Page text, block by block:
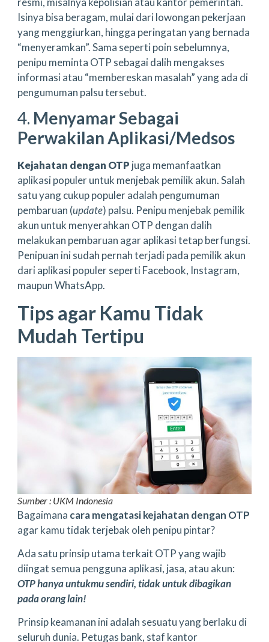
Isinya bisa beragam, mulai dari lowongan pekerjaan
yang menggiurkan, hingga peringatan yang bernada
“menyeramkan”. Sama seperti poin sebelumnya,
penipu meminta OTP sebagai dalih mengakses
informasi atau “membereskan masalah” yang ada di
pengumuman palsu tersebut.
4. Menyamar Sebagai
Perwakilan Aplikasi/Medsos
Kejahatan dengan OTP juga memanfaatkan
aplikasi populer untuk menjebak pemilik akun. Salah
satu yang cukup populer adalah pengumuman
pembaruan (update) palsu. Penipu menjebak pemilik
akun untuk menyerahkan OTP dengan dalih
melakukan pembaruan agar aplikasi tetap berfungsi.
Penipuan ini sudah pernah terjadi pada pemilik akun
dari aplikasi populer seperti Facebook, Instagram,
maupun WhatsApp.
Tips agar Kamu Tidak
Mudah Tertipu
Sumber : UKM Indonesia
Bagaimana cara mengatasi kejahatan dengan OTP
agar kamu tidak terjebak oleh penipu pintar?
Ada satu prinsip utama terkait OTP yang wajib
diingat semua pengguna aplikasi, jasa, atau akun:
OTP hanya untukmu sendiri, tidak untuk dibagikan
pada orang lain!
Prinsip keamanan ini adalah sesuatu yang berlaku di
seluruh dunia. Petugas bank, staf kantor